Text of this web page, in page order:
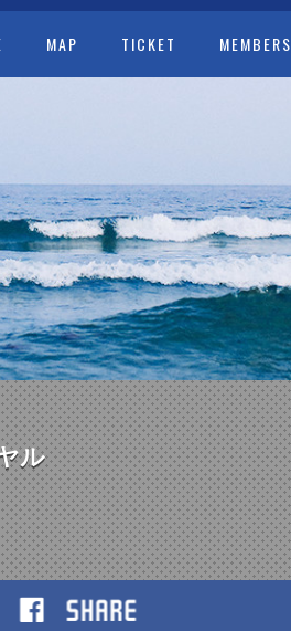
MAP TICKET MEMBERS
ル